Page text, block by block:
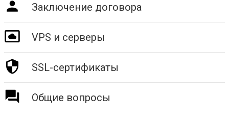
Заключение договора
VPS и серверы
SSL-сертификаты
Общие вопросы